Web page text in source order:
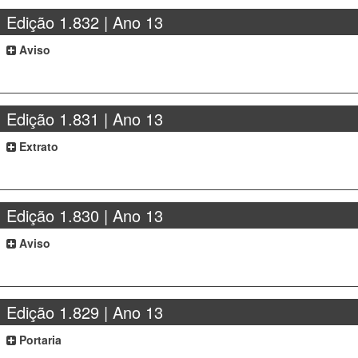
Edição 1.832 | Ano 13
Aviso
Edição 1.831 | Ano 13
Extrato
Edição 1.830 | Ano 13
Aviso
Edição 1.829 | Ano 13
Portaria